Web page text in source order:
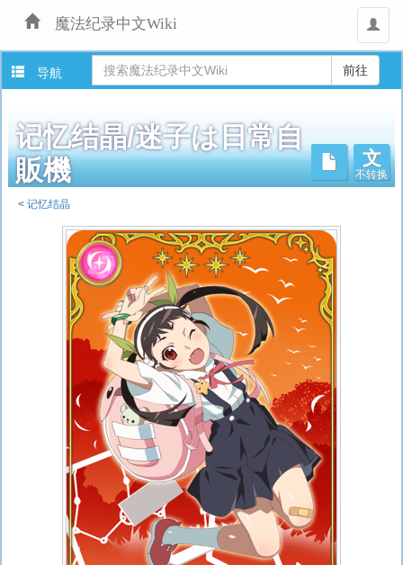
魔法纪录中文Wiki
用
户
导航
记忆结晶/迷子は日常自
販機
文
不转换
<记忆结晶